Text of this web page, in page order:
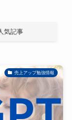
気記事
売上アップ勉強情報